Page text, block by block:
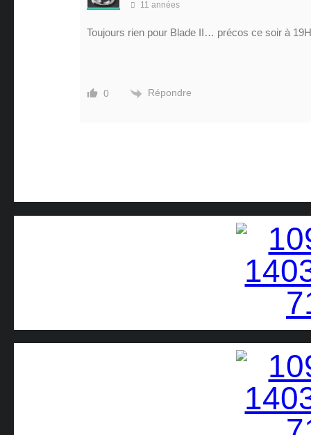
11 années
Toujours rien pour Blade II… précos ce soir à
0 Répondre